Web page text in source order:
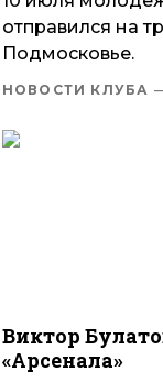
отправился на
Подмосковье.
НОВОСТИ КЛУБА
Виктор
«Арсенала»